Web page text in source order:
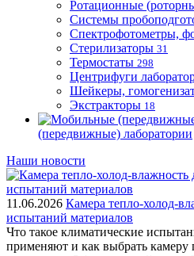
Ротационные
Системы
Спектрофотометры,
Стерилизаторы 31
Термостаты 298
Центрифуги
Шейкеры,
Экстракторы 18
(передвижные) лаборатории
Наши новости
11.06.2026 Камера тепло-холод-
испытаний материалов
Что такое климатические
применяют и как выбрать камеру